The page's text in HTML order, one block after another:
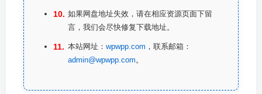
如果网盘地址失效，请在相应资源页面下留
言，我们会尽快修复下载地址。
本站网址： wpwpp.com ，联系邮箱：
admin@wpwpp.com 。